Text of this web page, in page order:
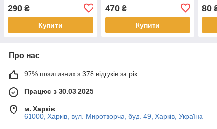
290 ₴
Купити
470₴
Купити
80
Про нас
97% позитивних з 378 відгуків за рік
Працює з 30.03.2025
м. Харків
61000, Харків, вул. Миротворча, буд. 49, Харків, Україна